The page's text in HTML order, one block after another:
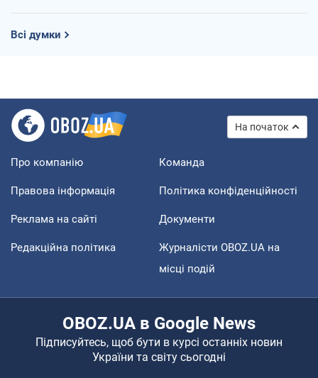
Всі думки
На початок
Про компанію Команда
Правова інформація Політика конфіденційності
Реклама на сайті Документи
Редакційна політика
Журналісти OBOZ.UA на
місці подій
OBOZ.UA в Google News
Підписуйтесь, щоб бути в курсі останніх новин
України та світу сьогодні